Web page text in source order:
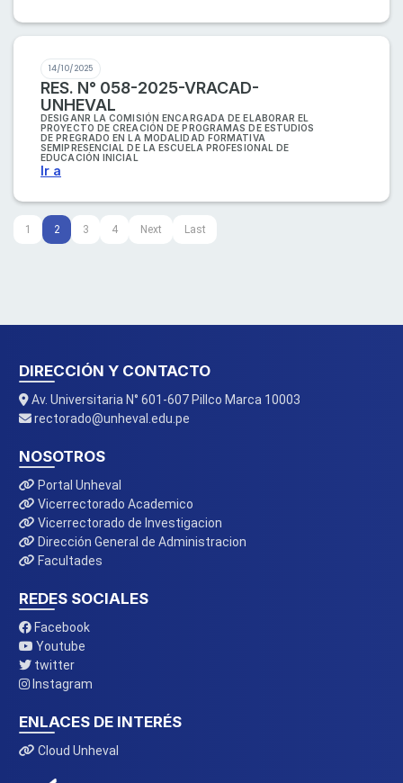
14/10/2025
RES. N° 058-2025-VRACAD-
UNHEVAL
DESIGANR LA COMISIÓN ENCARGADA DE ELABORAR EL
PROYECTO DE CREACIÓN DE PROGRAMAS DE ESTUDIOS
DE PREGRADO EN LA MODALIDAD FORMATIVA
SEMIPRESENCIAL DE LA ESCUELA PROFESIONAL DE
EDUCACIÓN INICIAL
Ir a
1 2 3 4 Next Last
DIRECCIÓN Y CONTACTO
Av. Universitaria N° 601-607 Pillco Marca 10003
rectorado@unheval.edu.pe
NOSOTROS
Portal Unheval
Vicerrectorado Academico
Vicerrectorado de Investigacion
Dirección General de Administracion
Facultades
REDES SOCIALES
Facebook
Youtube
twitter
Instagram
ENLACES DE INTERÉS
Cloud Unheval